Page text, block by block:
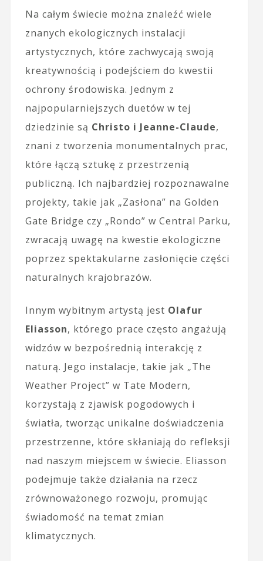
Na całym świecie można znaleźć wiele
znanych ekologicznych instalacji
artystycznych, które zachwycają swoją
kreatywnością i podejściem do kwestii
ochrony środowiska. Jednym z
najpopularniejszych duetów w tej
dziedzinie są Christo i Jeanne-Claude,
znani z tworzenia monumentalnych prac,
które łączą sztukę z przestrzenią
publiczną. Ich najbardziej rozpoznawalne
projekty, takie jak „Zasłona” na Golden
Gate Bridge czy „Rondo” w Central Parku,
zwracają uwagę na kwestie ekologiczne
poprzez spektakularne zasłonięcie części
naturalnych krajobrazów.
Innym wybitnym artystą jest Olafur
Eliasson, którego prace często angażują
widzów w bezpośrednią interakcję z
naturą. Jego instalacje, takie jak „The
Weather Project” w Tate Modern,
korzystają z zjawisk pogodowych i
światła, tworząc unikalne doświadczenia
przestrzenne, które skłaniają do refleksji
nad naszym miejscem w świecie. Eliasson
podejmuje także działania na rzecz
zrównoważonego rozwoju, promując
świadomość na temat zmian
klimatycznych.